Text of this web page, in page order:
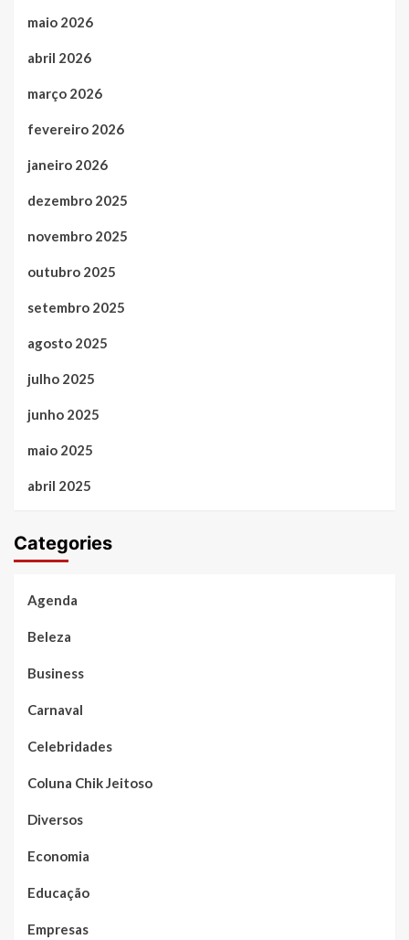
maio 2026
abril 2026
março 2026
fevereiro 2026
janeiro 2026
dezembro 2025
novembro 2025
outubro 2025
setembro 2025
agosto 2025
julho 2025
junho 2025
maio 2025
abril 2025
Categories
Agenda
Beleza
Business
Carnaval
Celebridades
Coluna Chik Jeitoso
Diversos
Economia
Educação
Empresas